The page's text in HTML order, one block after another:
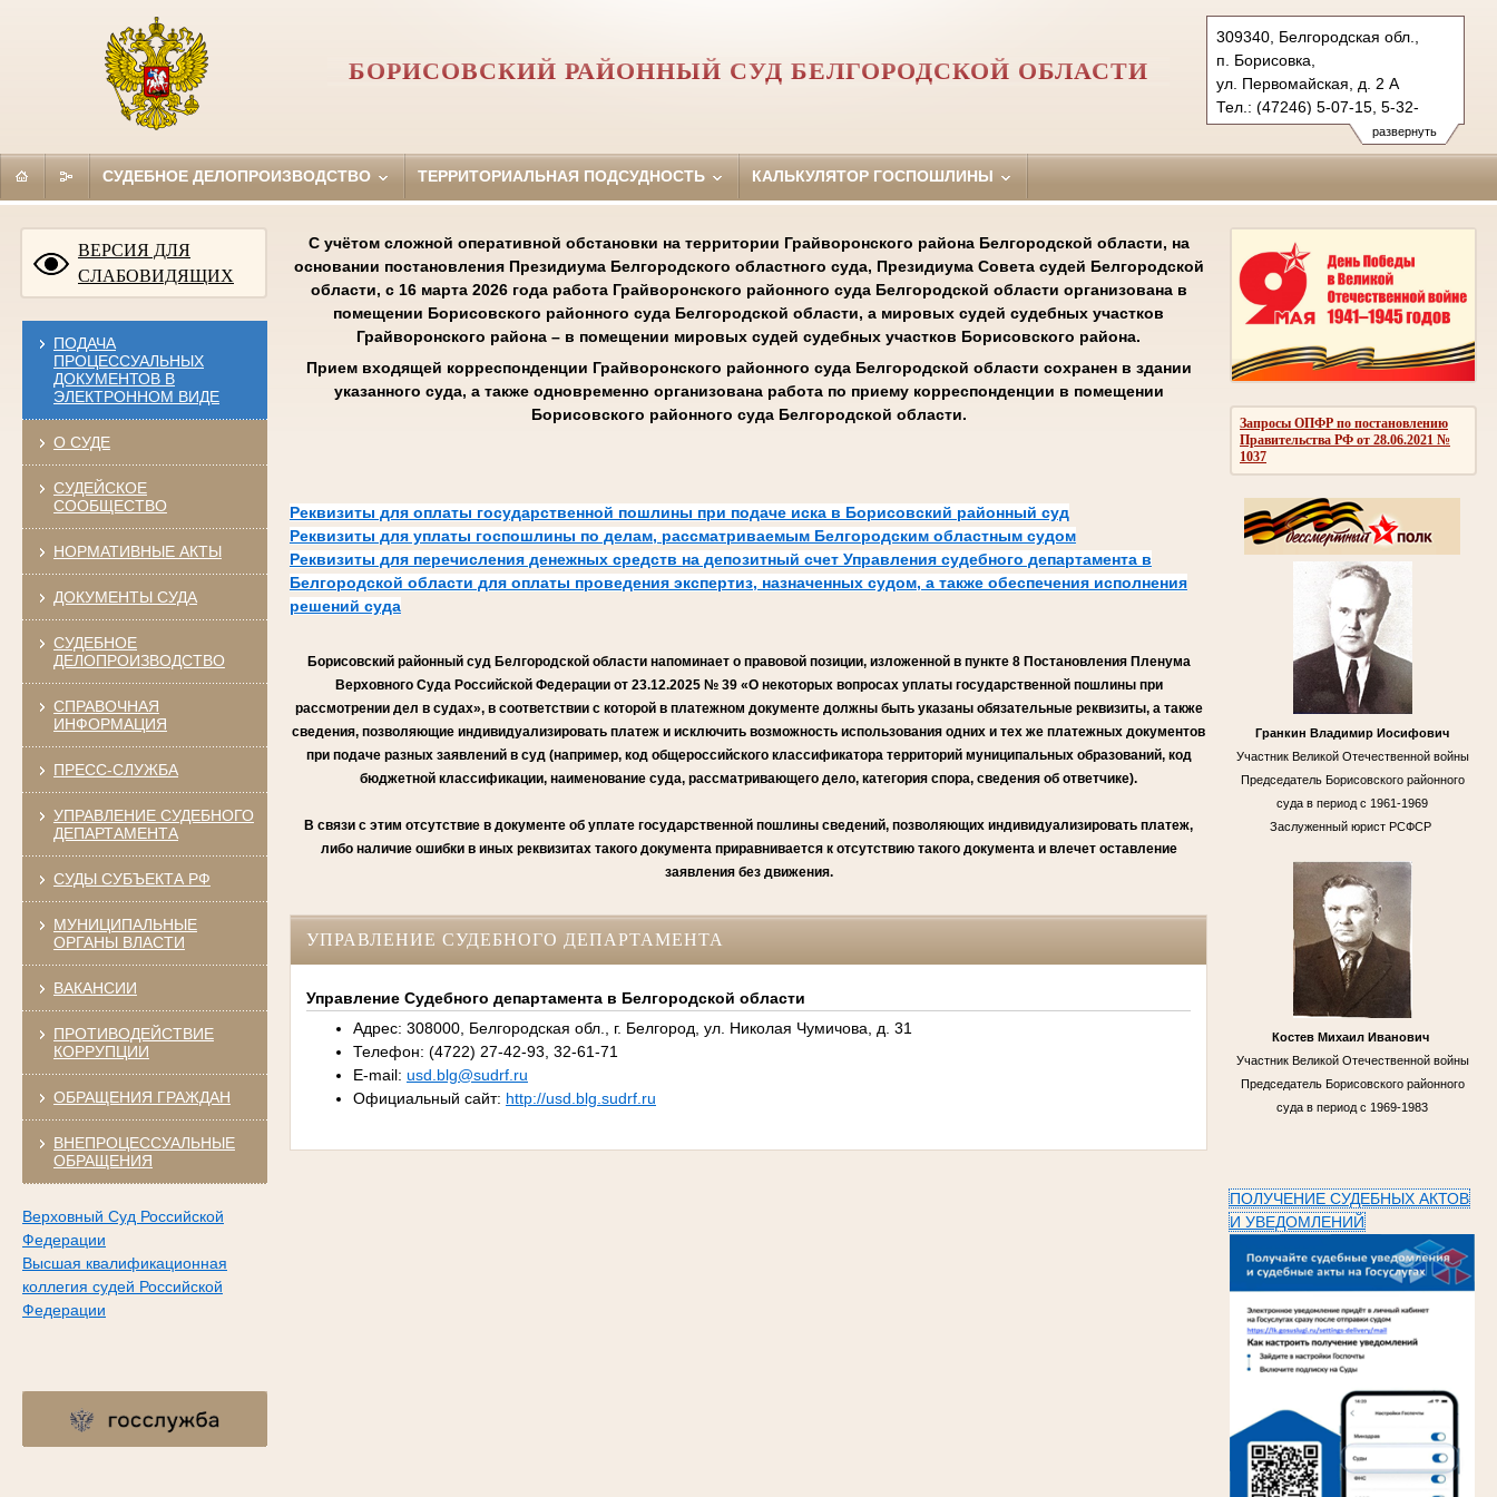
развернуть
309340, Белгородская обл.,
п. Борисовка,
ул. Первомайская, д. 2 А
Тел.: (47246) 5-07-15, 5-32-
76 (ф.)
borisovsky.blg@sudrf.ru
БОРИСОВСКИЙ РАЙОННЫЙ СУД БЕЛГОРОДСКОЙ ОБЛАСТИ
СУДЕБНОЕ ДЕЛОПРОИЗВОДСТВО ТЕРРИТОРИАЛЬНАЯ ПОДСУДНОСТЬ КАЛЬКУЛЯТОР ГОСПОШЛИНЫ
ВЕРСИЯ ДЛЯ
СЛАБОВИДЯЩИХ
ПОДАЧА
ПРОЦЕССУАЛЬНЫХ
ДОКУМЕНТОВ В
ЭЛЕКТРОННОМ ВИДЕ
О СУДЕ
СУДЕЙСКОЕ
СООБЩЕСТВО
НОРМАТИВНЫЕ АКТЫ
ДОКУМЕНТЫ СУДА
СУДЕБНОЕ
ДЕЛОПРОИЗВОДСТВО
СПРАВОЧНАЯ
ИНФОРМАЦИЯ
ПРЕСС-СЛУЖБА
УПРАВЛЕНИЕ СУДЕБНОГО
ДЕПАРТАМЕНТА
СУДЫ СУБЪЕКТА РФ
МУНИЦИПАЛЬНЫЕ
ОРГАНЫ ВЛАСТИ
ВАКАНСИИ
ПРОТИВОДЕЙСТВИЕ
КОРРУПЦИИ
ОБРАЩЕНИЯ ГРАЖДАН
ВНЕПРОЦЕССУАЛЬНЫЕ
ОБРАЩЕНИЯ
Верховный Суд Российской
Федерации
Высшая квалификационная
коллегия судей Российской
Федерации
Запросы ОПФР по постановлению
Правительства РФ от 28.06.2021 №
1037
Гранкин Владимир Иосифович
Участник Великой Отечественной войны
Председатель Борисовского районного
суда в период с 1961-1969
Заслуженный юрист РСФСР
Костев Михаил Иванович
Участник Великой Отечественной войны
Председатель Борисовского районного
суда в период с 1969-1983
ПОЛУЧЕНИЕ СУДЕБНЫХ АКТОВ
И УВЕДОМЛЕНИЙ
С учётом сложной оперативной обстановки на территории Грайворонского района Белгородской области, на
основании постановления Президиума Белгородского областного суда, Президиума Совета судей Белгородской
области, с 16 марта 2026 года работа Грайворонского районного суда Белгородской области организована в
помещении Борисовского районного суда Белгородской области, а мировых судей судебных участков
Грайворонского района – в помещении мировых судей судебных участков Борисовского района.
Прием входящей корреспонденции Грайворонского районного суда Белгородской области сохранен в здании
указанного суда, а также одновременно организована работа по приему корреспонденции в помещении
Борисовского районного суда Белгородской области.
Реквизиты для оплаты государственной пошлины при подаче иска в Борисовский районный суд
Реквизиты для уплаты госпошлины по делам, рассматриваемым Белгородским областным судом
Реквизиты для перечисления денежных средств на депозитный счет Управления судебного департамента в
Белгородской области для оплаты проведения экспертиз, назначенных судом, а также обеспечения исполнения
решений суда
Борисовский районный суд Белгородской области напоминает о правовой позиции, изложенной в пункте 8 Постановления Пленума
Верховного Суда Российской Федерации от 23.12.2025 № 39 «О некоторых вопросах уплаты государственной пошлины при
рассмотрении дел в судах», в соответствии с которой в платежном документе должны быть указаны обязательные реквизиты, а также
сведения, позволяющие индивидуализировать платеж и исключить возможность использования одних и тех же платежных документов
при подаче разных заявлений в суд (например, код общероссийского классификатора территорий муниципальных образований, код
бюджетной классификации, наименование суда, рассматривающего дело, категория спора, сведения об ответчике).
В связи с этим отсутствие в документе об уплате государственной пошлины сведений, позволяющих индивидуализировать платеж,
либо наличие ошибки в иных реквизитах такого документа приравнивается к отсутствию такого документа и влечет оставление
заявления без движения.
УПРАВЛЕНИЕ СУДЕБНОГО ДЕПАРТАМЕНТА
Управление Судебного департамента в Белгородской области
Адрес: 308000, Белгородская обл., г. Белгород, ул. Николая Чумичова, д. 31
Телефон: (4722) 27-42-93, 32-61-71
E-mail: usd.blg@sudrf.ru
Официальный сайт: http://usd.blg.sudrf.ru